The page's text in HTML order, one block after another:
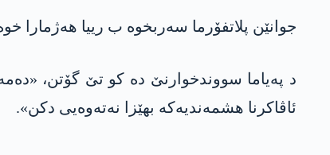
جوانێن پلاتفۆرما سەربخوە ب رییا هەژمارا
د پەیاما سووندخوارنێ دە کو تێ گۆتن،
ئاڤاکرنا هشمەندیەکە بهێزا نەتەوەیی دکن».